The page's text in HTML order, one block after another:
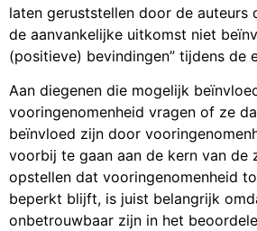
laten geruststellen door de auteurs
de aanvankelijke uitkomst niet
(positieve) bevindingen” tijdens de
Aan diegenen die mogelijk
vooringenomenheid vragen of ze
beïnvloed zijn door
voorbij te gaan aan de kern van de
opstellen dat vooringenomenheid
beperkt blijft, is juist belangrijk
onbetrouwbaar zijn in het